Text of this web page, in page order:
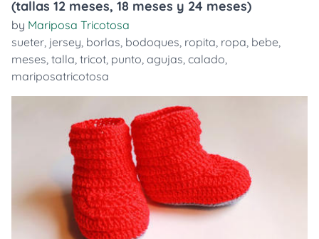
(tallas 12 meses, 18 meses y 24 meses)
by Mariposa Tricotosa
sueter, jersey, borlas, bodoques, ropita, ropa, bebe,
meses, talla, tricot, punto, agujas, calado,
mariposatricotosa